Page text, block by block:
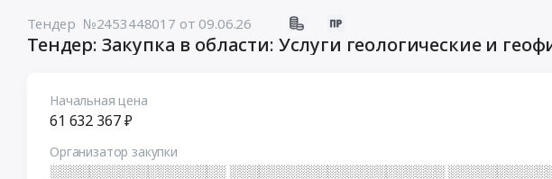
Тендер №2453448017 от 09.06.26
Тендер: Закупка в области: Услуги геологические и
Начальная цена
61 632 367 ₽
Организатор закупки
░░░░░░░░░░░░░░░░░░ ░░░░░░░░░░░░░░░░░░░░░░